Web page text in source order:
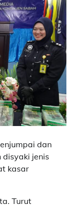
dan
jenis
kasar
Turut